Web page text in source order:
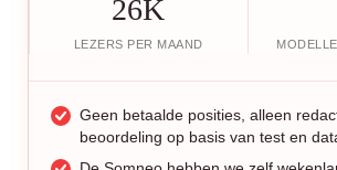
26K
LEZERS PER MAAND
Geen betaalde posities, alleen
beoordeling op basis van test en